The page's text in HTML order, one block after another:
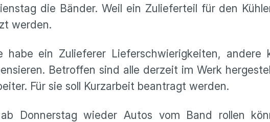
die Bänder. Weil ein Zulieferteil für den
werden.
habe ein Zulieferer Lieferschwierigkeiten, andere
Betroffen sind alle derzeit im Werk
Für sie soll Kurzarbeit beantragt werden.
Donnerstag wieder Autos vom Band rollen